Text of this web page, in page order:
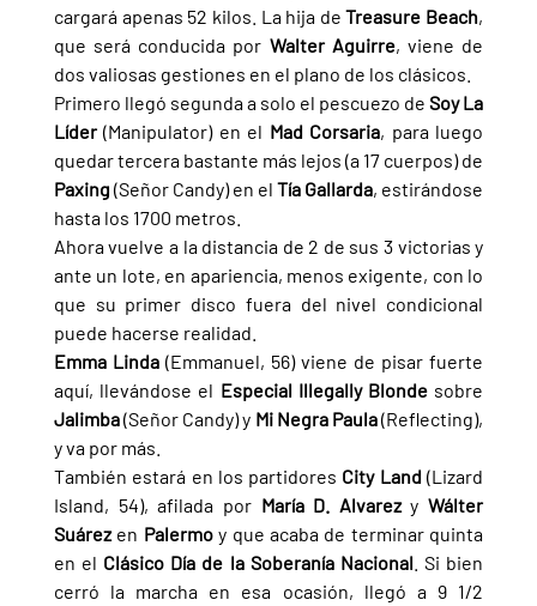
cargará apenas 52 kilos. La hija de Treasure Beach,
que será conducida por Walter Aguirre, viene de
dos valiosas gestiones en el plano de los clásicos.
Primero llegó segunda a solo el pescuezo de Soy La
Líder (Manipulator) en el Mad Corsaria, para luego
Paxing (Señor Candy) en el Tía Gallarda, estirándose
hasta los 1700 metros.
Ahora vuelve a la distancia de 2 de sus 3 victorias y
ante un lote, en apariencia, menos exigente, con lo
que su primer disco fuera del nivel condicional
puede hacerse realidad.
Emma Linda (Emmanuel, 56) viene de pisar fuerte
aquí, llevándose el Especial Illegally Blonde
Jalimba (Señor Candy) y Mi Negra Paula (Reflecting),
y va por más.
También estará en los partidores City Land (Lizard
Island, 54), afilada por María D. Alvarez y Wálter
Suárez en Palermo y que acaba de terminar quinta
en el Clásico Día de la Soberanía Nacional . Si bien
cerró la marcha en esa ocasión, llegó a 9 1/2